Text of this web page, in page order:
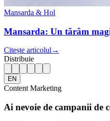
Mansarda & Hol
Mansarda: Un tărâm
Citește articolul →
Distribuie
EN
Content Marketing
Ai nevoie de campanii de